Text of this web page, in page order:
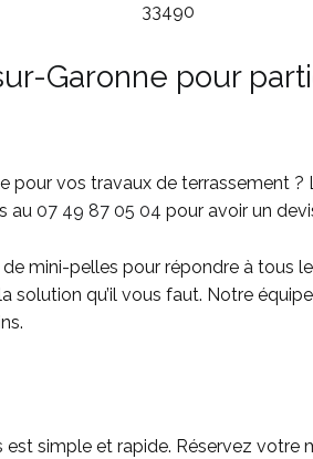
33490
Garonne pour
pour vos travaux de terrassement
au 07 49 87 05 04 pour avoir un
mini-pelles pour répondre à tous
solution qu’il vous faut. Notre
simple et rapide. Réservez